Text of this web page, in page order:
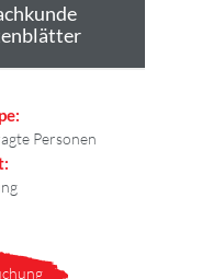
Personen